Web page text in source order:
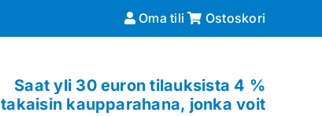
Oma tili Ostoskori
Saat yli 30 euron tilauksista 4 %
takaisin kaupparahana, jonka voit